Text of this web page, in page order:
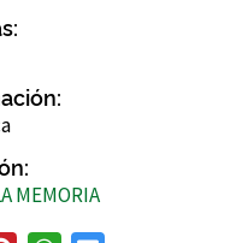
MEMORIA